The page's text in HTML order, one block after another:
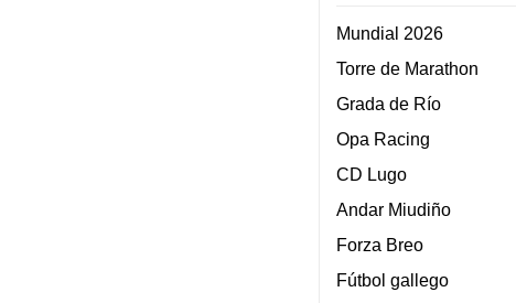
Mundial 2026
Torre de Marathon
Grada de Río
Opa Racing
CD Lugo
Andar Miudiño
Forza Breo
Fútbol gallego